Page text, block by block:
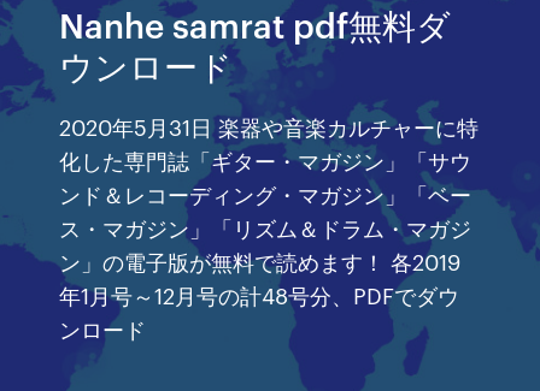
Nanhe samrat pdf無料ダ
ウンロード
2020年5月31日 楽器や音楽カルチャーに特
化した専門誌「ギター・マガジン」「サウ
ンド＆レコーディング・マガジン」「ベー
ス・マガジン」「リズム＆ドラム・マガジ
ン」の電子版が無料で読めます！ 各2019
年1月号～12月号の計48号分、PDFでダウ
ンロード